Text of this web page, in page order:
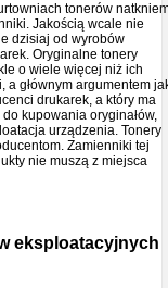
tonerów
Jakością wcale nie
dzisiaj od wyrobów
Oryginalne tonery
o wiele więcej niż ich
a głównym argumentem
drukarek, a który ma
kupowania oryginałów,
urządzenia. Tonery
Zamienniki tej
nie muszą z miejsca
eksploatacyjnych